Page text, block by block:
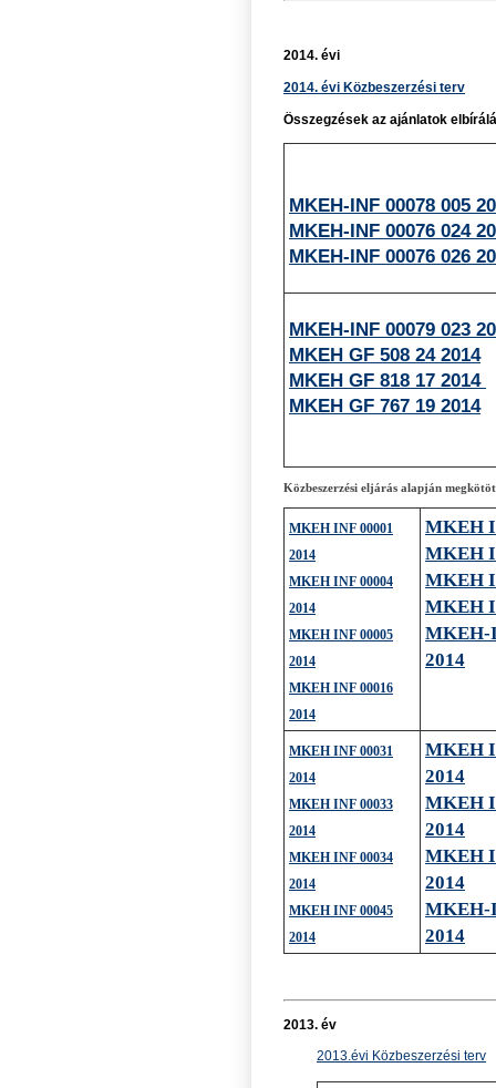
2014. évi
2014. évi Közbeszerzési terv
Összegzések az ajánlatok
MKEH-INF 00078 005
MKEH-INF 00076 024
MKEH-INF 00076 026
MKEH-INF 00079 023
MKEH GF 508 24 2014
MKEH GF 818 17 2014
MKEH GF 767 19 2014
Közbeszerzési eljárás alapján
MKEH INF 00001
2014
MKEH INF 00004
2014
MKEH INF 00005
2014
MKEH INF 00016
2014
MKEH
MKEH
MKEH
MKEH
MKEH-
2014
MKEH INF 00031
2014
MKEH INF 00033
2014
MKEH INF 00034
2014
MKEH INF 00045
2014
MKEH
2014
MKEH
2014
MKEH
2014
MKEH-
2014
2013. év
2013.évi Közbeszerzési terv